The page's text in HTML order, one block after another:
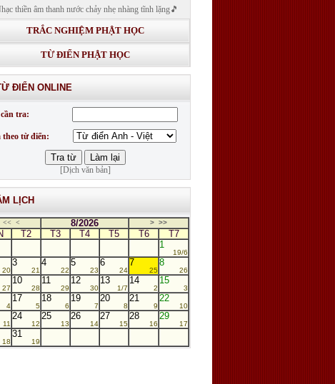
thiền âm thanh nước chảy nhẹ nhàng tĩnh lặng🎵
Nhạc thiền lặng tâm
KINH BẢN NGUYỆN CÔNG ĐỨC DƯỢC SƯ
LY QUANG NHƯ LAI"
GIẢNG GIẢI KINH DƯỢC SƯ - BÀI 14/ GIẢNG
KINH BẢN NGUYỆN CÔNG ĐỨC DƯỢC
SƯ LƯU LY QUANG NHƯ LAI
GIẢNG GIẢI KINH DƯỢC SƯ
TRẮC NGHIỆM PHẬT HỌC
TỪ ĐIỂN PHẬT HỌC
ĐIỂN ONLINE
tra:
theo từ điển:
[Dịch văn bản]
LỊCH
<< < 8/2026 > >>
T2 T3 T4 T5 T6
T7
1
19/6
20
3
21
4
22
5
23
6
24
7
25
8
26
27
10
28
11
29
12
30
13
1/7
14
2
15
3
4
17
5
18
6
19
7
20
8
21
9
22
10
11
24
12
25
13
26
14
27
15
28
16
29
17
18
31
19